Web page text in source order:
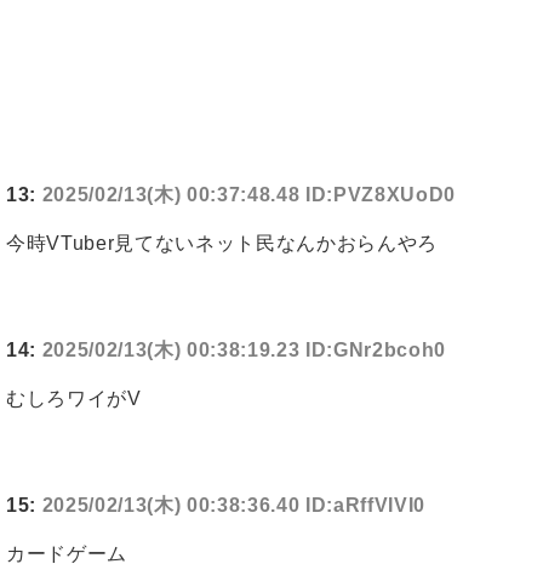
13: 2025/02/13(木) 00:37:48.48 ID:PVZ8XUoD0
今時VTuber見てないネット民なんかおらんやろ
14: 2025/02/13(木) 00:38:19.23 ID:GNr2bcoh0
むしろワイがV
15: 2025/02/13(木) 00:38:36.40 ID:aRffVIVI0
カードゲーム